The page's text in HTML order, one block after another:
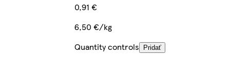
0,91 €
6,50 €/kg
Quantity controls
Pridať